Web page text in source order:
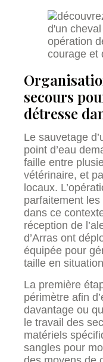
secours
détresse
Le sauvetage
point d’eau
faille entre
vétérinaire, et
locaux.
parfaitement les
dans ce
réception de
d’Arras ont
équipée pour
taille en
La première
périmètre afin
davantage ou
le travail des
matériels
sangles pour